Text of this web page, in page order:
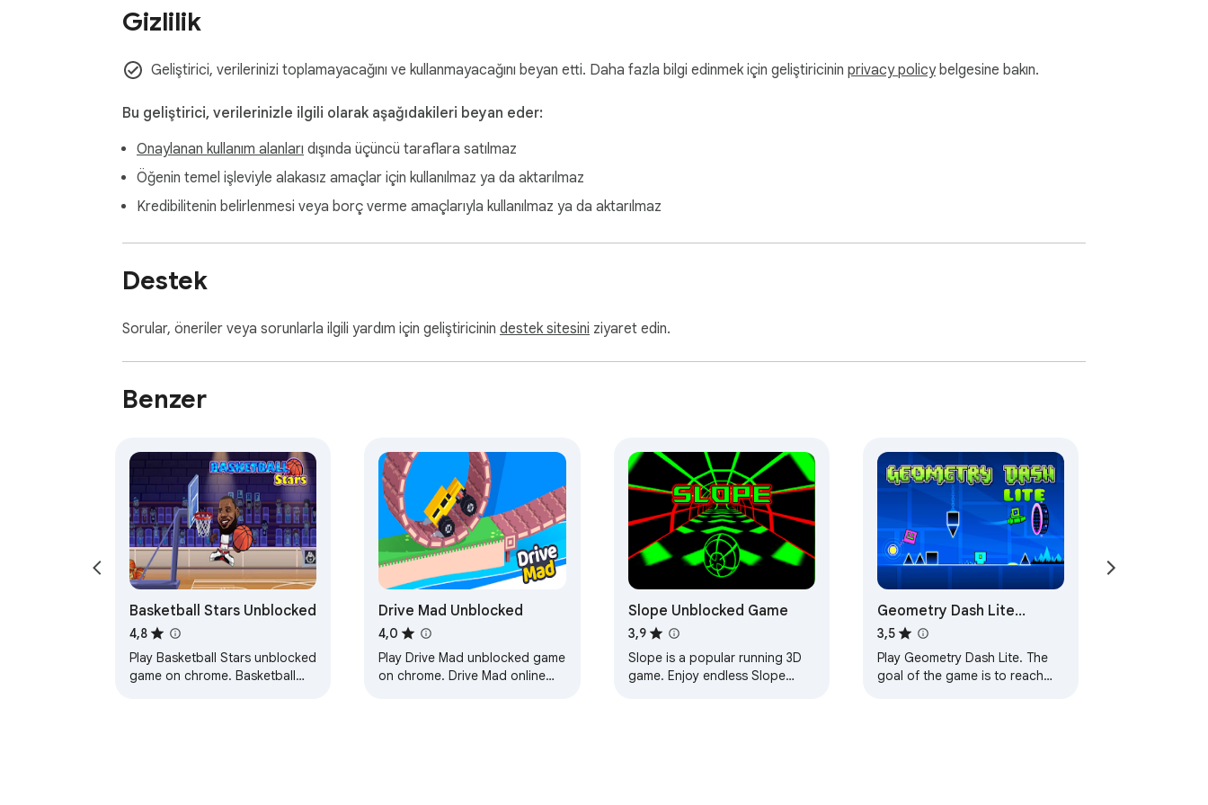
Gizlilik
Geliştirici, verilerinizi toplamayacağını ve kullanmayacağını beyan etti. Daha fazla bilgi edinmek için geliştiricinin privacy policybelgesine bakın.
Bu geliştirici, verilerinizle ilgili olarak aşağıdakileri beyan eder:
Onaylanan kullanım alanları dışında üçüncü taraflara satılmaz
Öğenin temel işleviyle alakasız amaçlar için kullanılmaz ya da aktarılmaz
Kredibilitenin belirlenmesi veya borç verme amaçlarıyla kullanılmaz ya da aktarılmaz
Destek
Sorular, öneriler veya sorunlarla ilgili yardım için geliştiricinin destek sitesini ziyaret edin.
Benzer
Basketball Stars Unblocked
4,8
Play Basketball Stars unblocked
game on chrome. Basketball
Drive Mad Unblocked
4,0
Play Drive Mad unblocked game
on chrome. Drive Mad online
Slope Unblocked Game
3,9
Slope is a popular running 3D
game. Enjoy endless Slope
Geometry Dash Lite
Unblocked
3,5
Play Geometry Dash Lite. The
goal of the game is to reach